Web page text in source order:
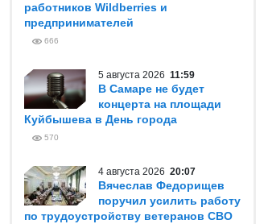
работников Wildberries и
предпринимателей
666
5 августа 2026 11:59
В Самаре не будет
концерта на площади
Куйбышева в День города
570
4 августа 2026 20:07
Вячеслав Федорищев
поручил усилить работу
по трудоустройству ветеранов СВО